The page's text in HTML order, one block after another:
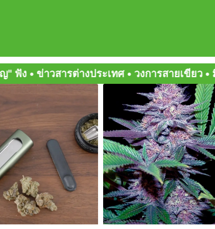
วงการสายเขียว • มิตรสหายกัญ • สายเขียวเด็
Page
PagePagePage
Page